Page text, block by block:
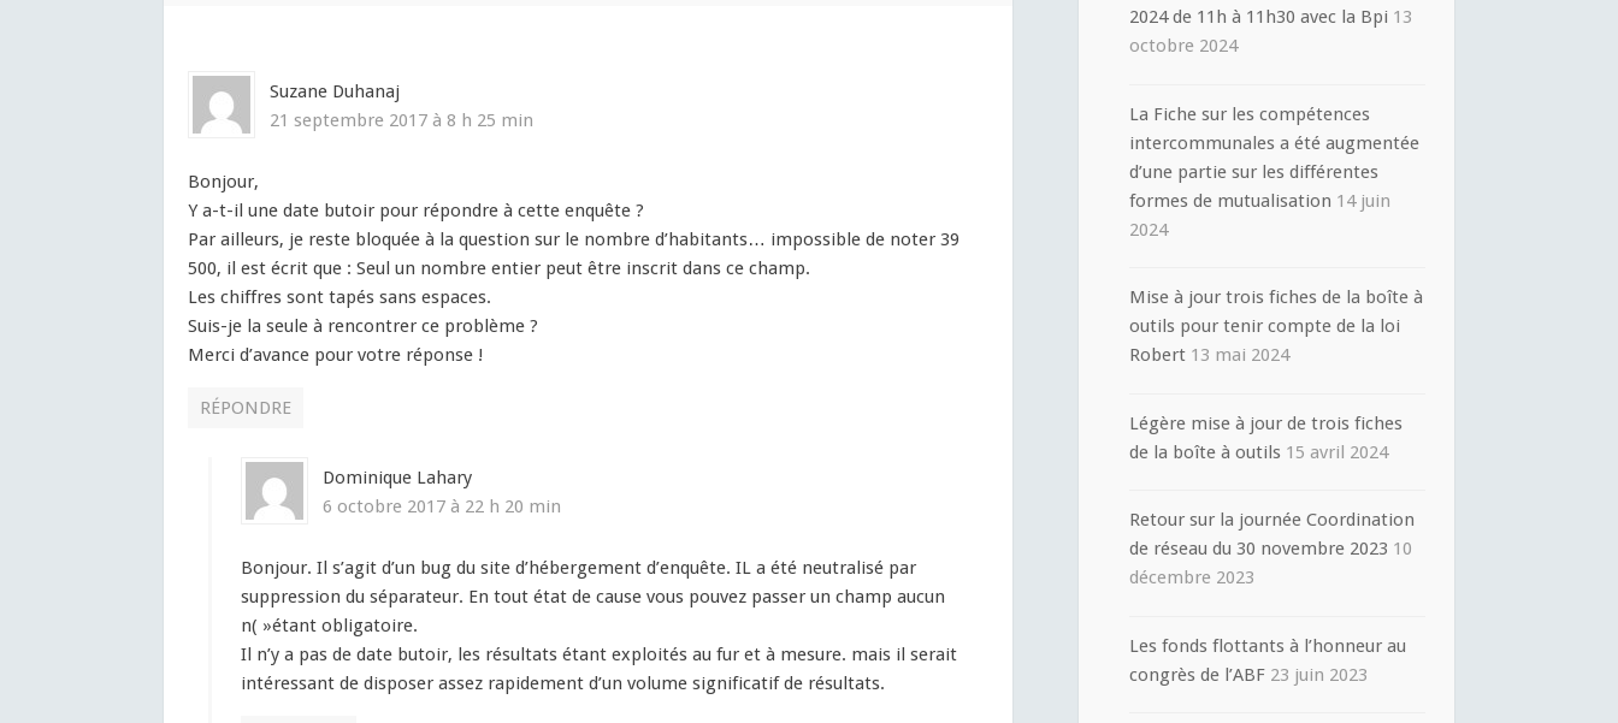
Suzane Duhanaj
21 septembre 2017 à 8 h 25 min
Bonjour,
Y a-t-il une date butoir pour répondre à cette enquête ?
Par ailleurs, je reste bloquée à la question sur le nombre d’habitants… impossible de noter 39
500​, il est écrit que : Seul un nombre entier peut être inscrit dans ce champ.
Les chiffres sont tapés sans espaces.
Suis-je la seule à rencontrer ce problème ?
Merci d’avance pour votre réponse !
RÉPONDRE
Dominique Lahary
6 octobre 2017 à 22 h 20 min
Bonjour. Il s’agit d’un bug du site d’hébergement d’enquête. IL a été neutralisé par
suppression du séparateur. En tout état de cause vous pouvez passer un champ aucun
n( »étant obligatoire.
Il n’y a pas de date butoir, les résultats étant exploités au fur et à mesure. mais il serait
intéressant de disposer assez rapidement d’un volume significatif de résultats.
2024 de 11h à 11h30 avec la Bpi 13
octobre 2024
La Fiche sur les compétences
intercommunales a été augmentée
d’une partie sur les différentes
formes de mutualisation 14 juin
2024
Mise à jour trois fiches de la boîte à
outils pour tenir compte de la loi
Robert 13 mai 2024
Légère mise à jour de trois fiches
de la boîte à outils 15 avril 2024
Retour sur la journée Coordination
de réseau du 30 novembre 2023 10
décembre 2023
Les fonds flottants à l’honneur au
congrès de l’ABF 23 juin 2023